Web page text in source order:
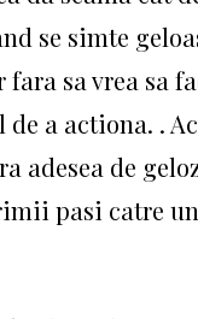
se simte
sa vrea sa
a actiona. .
adesea de
pasi catre